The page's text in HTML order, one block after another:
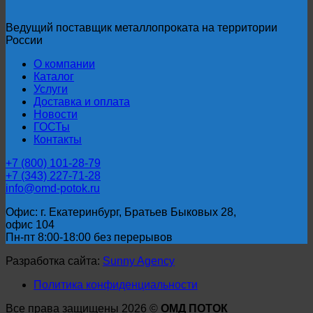
Ведущий поставщик металлопроката на территории
России
О компании
Каталог
Услуги
Доставка и оплата
Новости
ГОСТы
Контакты
+7 (800) 101-28-79
+7 (343) 227-71-28
info@omd-potok.ru
Офис: г. Екатеринбург, Братьев Быковых 28,
офис 104
Пн-пт 8:00-18:00 без перерывов
Разработка сайта: Sunny Agency
Политика конфиденциальности
Все права защищены 2026 © ОМД ПОТОК